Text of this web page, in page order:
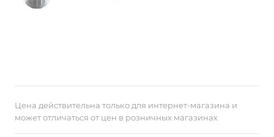
Цена действительна только для интернет-магазина и
может отличаться от цен в розничных магазинах